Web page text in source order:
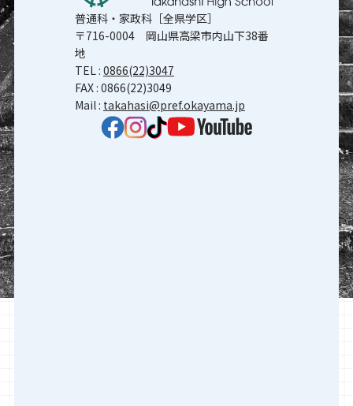
普通科・家政科［全県学区］
〒716-0004 岡山県高梁市内山下38番
地
TEL : 0866(22)3047
FAX : 0866(22)3049
Mail : takahasi@pref.okayama.jp